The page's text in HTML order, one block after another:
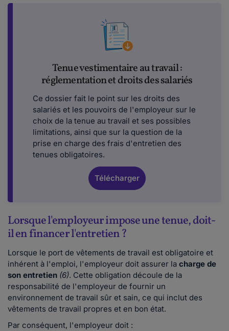
Tenue vestimentaire au travail :
réglementation et droits des salariés
Ce dossier fait le point sur les droits des
salariés et les pouvoirs de l'employeur sur le
choix de la tenue au travail et ses possibles
limitations, ainsi que sur la question de la
prise en charge des frais d'entretien des
tenues obligatoires.
Télécharger
Lorsque l'employeur impose une tenue, doit-
il en financer l'entretien ?
Lorsque le port de vêtements de travail est obligatoire et
inhérent à l'emploi, l'employeur doit assurer la charge de
son entretien (6). Cette obligation découle de la
responsabilité de l'employeur de fournir un
environnement de travail sûr et sain, ce qui inclut des
vêtements de travail propres et en bon état.
Par conséquent, l'employeur doit :